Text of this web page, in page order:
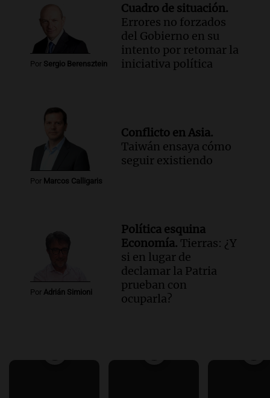
Por Sergio Berensztein
Cuadro de situación.
Errores no forzados
del Gobierno en su
intento por retomar la
iniciativa política
Por Marcos Calligaris
Conflicto en Asia.
Taiwán ensaya cómo
seguir existiendo
Por Adrián Simioni
Política esquina
Economía. Tierras: ¿Y
si en lugar de
declamar la Patria
prueban con
ocuparla?